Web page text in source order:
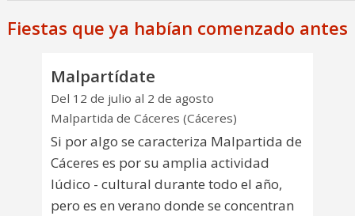
Fiestas que ya habían comenzado antes
Malpartídate
Del 12 de julio al 2 de agosto
Malpartida de Cáceres (Cáceres)
Si por algo se caracteriza Malpartida de
Cáceres es por su amplia actividad
lúdico - cultural durante todo el año,
pero es en verano donde se concentran